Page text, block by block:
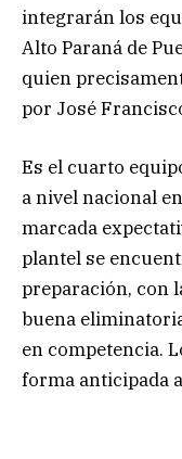
integrarán los
Alto Paraná de
quien
por José
Es el cuarto
a nivel nacional
marcada
plantel se
preparación, con
buena
en competencia.
forma anticipada